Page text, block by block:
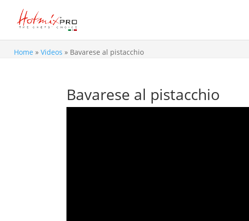
Home » Videos » Bavarese al pistacchio
Bavarese al pistacchio